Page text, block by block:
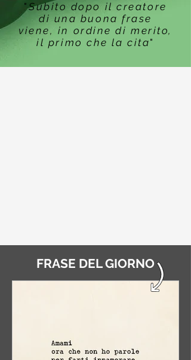
"Subito dopo il creatore
di una buona frase
viene, in ordine di merito,
il primo che la cita"
FRASE DEL GIORNO